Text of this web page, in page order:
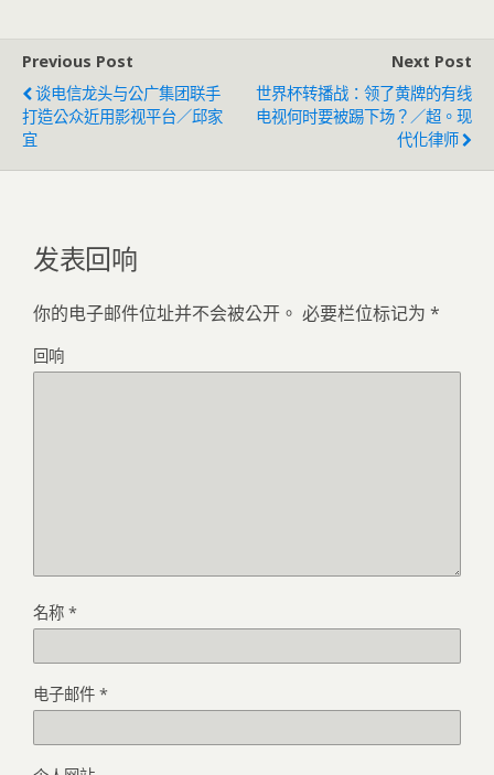
Previous Post
谈电信龙头与公广集团联手
打造公众近用影视平台／邱家
宜
Next Post
世界杯转播战：领了黄牌的有线
电视何时要被踢下场？／超。现
代化律师
发表回响
你的电子邮件位址并不会被公开。 必要栏位标记为 *
回响
名称 *
电子邮件 *